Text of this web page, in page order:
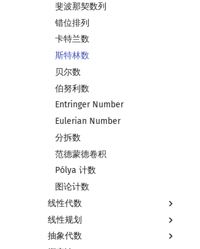
筛法
分解质因数
裴蜀定理 & 一次不定方程
费马小定理 & 欧拉定理
模逆元
线性同余方程
中国剩余定理
升幂引理
阶乘取模
卢卡斯定理
同余方程
二次剩余
阶 & 原根
离散对数
高次剩余 & 单位根
快速沃尔什变换
Chirp Z 变换
多项式牛顿迭代
多项式多点求值|快速插值
多项式初等函数
常系数齐次线性递推
多项式平移|连续点值平移
符号化方法
Lagrange 反演
形式幂级数复合|复合逆
普通生成函数
指数生成函数
斐波那契数列
错位排列
卡特兰数
斯特林数
贝尔数
伯努利数
Entringer Number
Eulerian Number
分拆数
范德蒙德卷积
Pólya 计数
图论计数
线性代数
线性代数简介
向量
线性规划
线性规划基础
抽象代数